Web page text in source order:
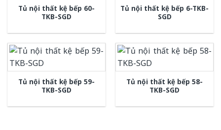
Tủ nội thất kệ bếp 60-
TKB-SGD
Tủ nội thất kệ bếp 6-TKB-
SGD
Tủ nội thất kệ bếp 59-
TKB-SGD
Tủ nội thất kệ bếp 58-
TKB-SGD